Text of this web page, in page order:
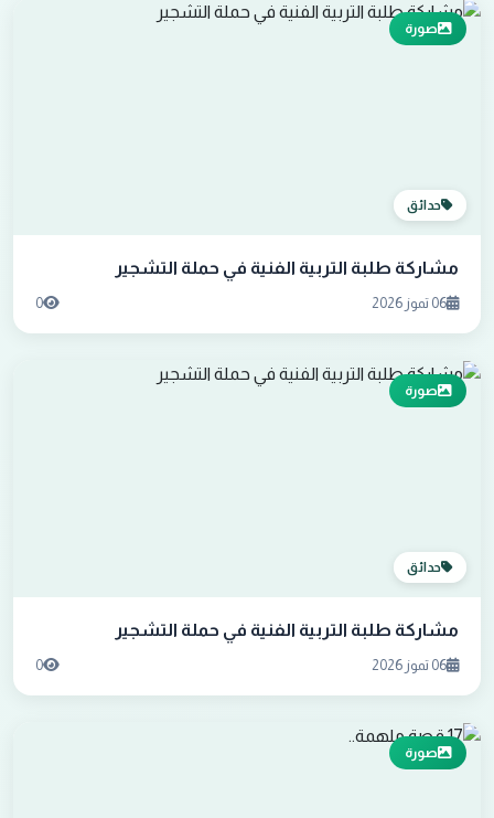
صورة
حدائق
مشاركة طلبة التربية الفنية في حملة التشجير
06 تموز 2026 0
صورة
حدائق
مشاركة طلبة التربية الفنية في حملة التشجير
06 تموز 2026 0
صورة